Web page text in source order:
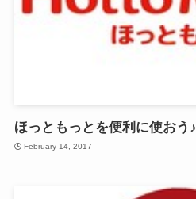
ほっともっとを便利に使おう♪
February 14, 2017